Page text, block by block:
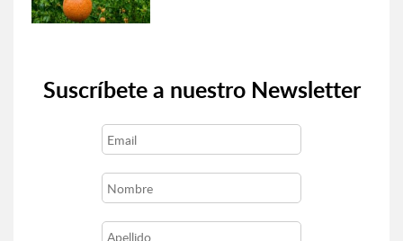
Suscríbete a nuestro Newsletter